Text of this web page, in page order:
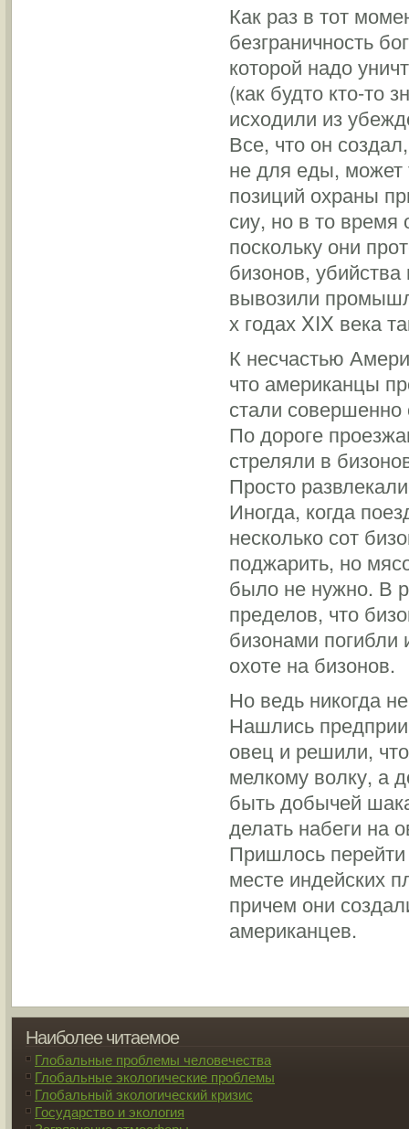
Как раз в тот
безграничность
которой надо
(как будто кто-то
исходили из
Все, что он
не для еды,
позиций охраны
сиу, но в то время
поскольку они
бизонов,
вывозили
х годах XIX века
К несчастью
что американцы
стали
По дороге
стреляли в
Просто
Иногда, когда
несколько сот
поджарить, но
было не нужно. В
пределов, что
бизонами
охоте на бизонов.
Но ведь никогда
Нашлись
овец и решили,
мелкому волку, а
быть добычей
делать набеги на
Пришлось перейти
месте индейских
причем они
американцев.
Наиболее читаемое
Глобальные проблемы человечества
Глобальные экологические проблемы
Глобальный экологический кризис
Государство и экология